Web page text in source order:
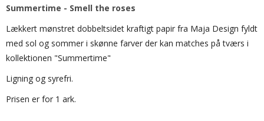
Summertime - Smell the roses
Lækkert mønstret dobbeltsidet kraftigt papir fra Maja Design fyldt
med sol og sommer i skønne farver der kan matches på tværs i
kollektionen "Summertime"
Ligning og syrefri.
Prisen er for 1 ark.